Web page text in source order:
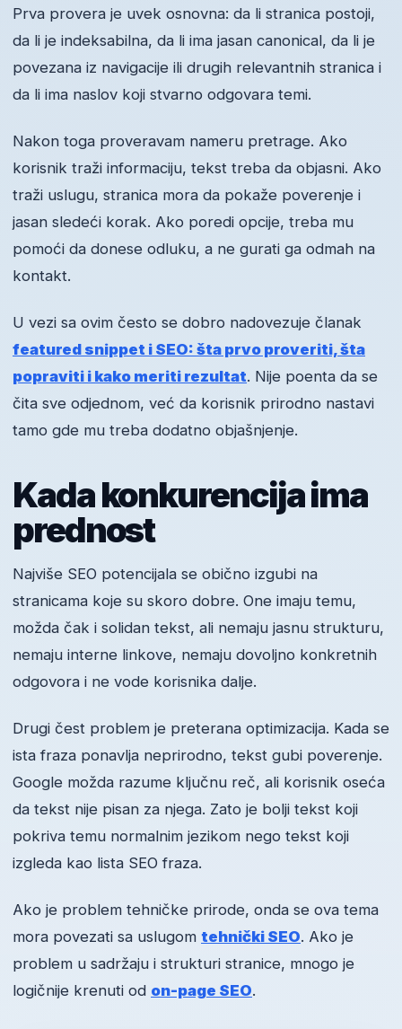
Prva provera je uvek osnovna: da li stranica postoji,
da li je indeksabilna, da li ima jasan canonical, da li je
povezana iz navigacije ili drugih relevantnih stranica i
da li ima naslov koji stvarno odgovara temi.
Nakon toga proveravam nameru pretrage. Ako
korisnik traži informaciju, tekst treba da objasni. Ako
traži uslugu, stranica mora da pokaže poverenje i
jasan sledeći korak. Ako poredi opcije, treba mu
pomoći da donese odluku, a ne gurati ga odmah na
kontakt.
U vezi sa ovim često se dobro nadovezuje članak
featured snippet i SEO: šta prvo proveriti, šta
popraviti i kako meriti rezultat. Nije poenta da se
čita sve odjednom, već da korisnik prirodno nastavi
tamo gde mu treba dodatno objašnjenje.
Kada konkurencija ima
prednost
Najviše SEO potencijala se obično izgubi na
stranicama koje su skoro dobre. One imaju temu,
možda čak i solidan tekst, ali nemaju jasnu strukturu,
nemaju interne linkove, nemaju dovoljno konkretnih
odgovora i ne vode korisnika dalje.
Drugi čest problem je preterana optimizacija. Kada se
ista fraza ponavlja neprirodno, tekst gubi poverenje.
Google možda razume ključnu reč, ali korisnik oseća
da tekst nije pisan za njega. Zato je bolji tekst koji
pokriva temu normalnim jezikom nego tekst koji
izgleda kao lista SEO fraza.
Ako je problem tehničke prirode, onda se ova tema
mora povezati sa uslugom tehnički SEO. Ako je
problem u sadržaju i strukturi stranice, mnogo je
logičnije krenuti od on-page SEO.